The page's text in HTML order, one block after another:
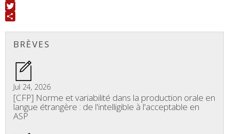
Facebook
Twitter
BRÈVES
Jul 24, 2026
[CFP] Norme et variabilité dans la production orale en
langue étrangère : de l'intelligible à l'acceptable en
ASP